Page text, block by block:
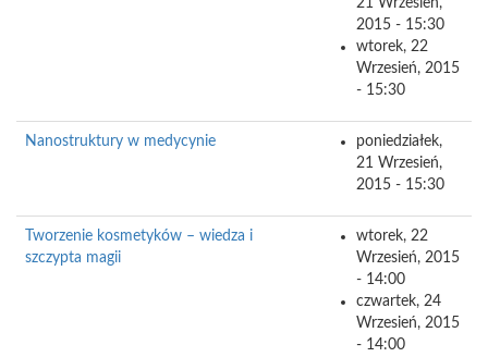
21 Wrzesień,
2015 - 15:30
wtorek, 22
Wrzesień, 2015
- 15:30
Nanostruktury w medycynie
poniedziałek,
21 Wrzesień,
2015 - 15:30
Tworzenie kosmetyków – wiedza i
szczypta magii
wtorek, 22
Wrzesień, 2015
- 14:00
czwartek, 24
Wrzesień, 2015
- 14:00